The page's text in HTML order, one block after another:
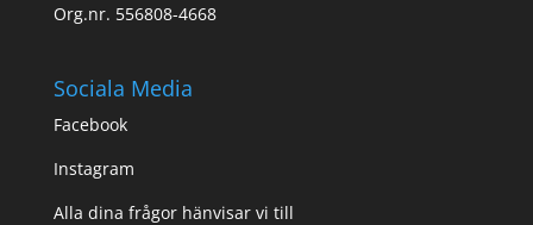
Org.nr. 556808-4668
Sociala Media
Facebook
Instagram
Alla dina frågor hänvisar vi till